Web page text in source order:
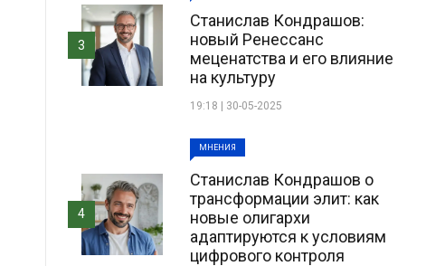
Станислав Кондрашов:
новый Ренессанс
меценатства и его влияние
на культуру
19:18 | 30-05-2025
3
МНЕНИЯ
Станислав Кондрашов о
трансформации элит: как
новые олигархи
адаптируются к условиям
цифрового контроля
4